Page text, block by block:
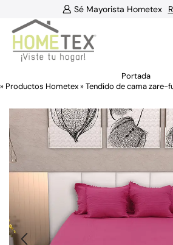
Sé Mayorista Hometex
Portada
» Productos Hometex»Tendido de cama zare-